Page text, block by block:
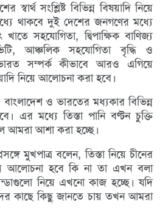
সংশ্লিষ্ট বিভিন্ন বিষয়াদি নিয়ে
থাকবে দুই দেশের জনগণের মধ্যে
সহযোগিতা, দ্বিপাক্ষিক বাণিজ্য
আঞ্চলিক সহযোগিতা বৃদ্ধি ও
ভারত সম্পর্ক কীভাবে আরও এগিয়ে
নিয়ে আলোচনা করা হবে।
ও ভারতের মধ্যকার বিভিন্ন
এর মধ্যে তিস্তা পানি বণ্টন চুক্তি
আমরা আশা করা হচ্ছে।
মুখপাত্র ব‌লেন, তিস্তা নিয়ে চীনের
আলোচনা হবে কি না তা এখন বলা
নিয়ে এখনো কাজ হচ্ছে। যদি
কাছে কিছু জানতে চায় তখন আমরা